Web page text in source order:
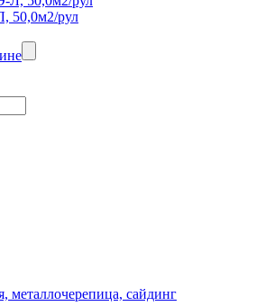
50,0м2/рул
металлочерепица, сайдинг